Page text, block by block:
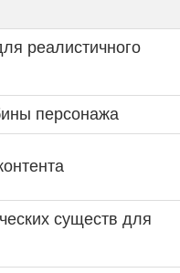
реалистичного
персонажа
существ для